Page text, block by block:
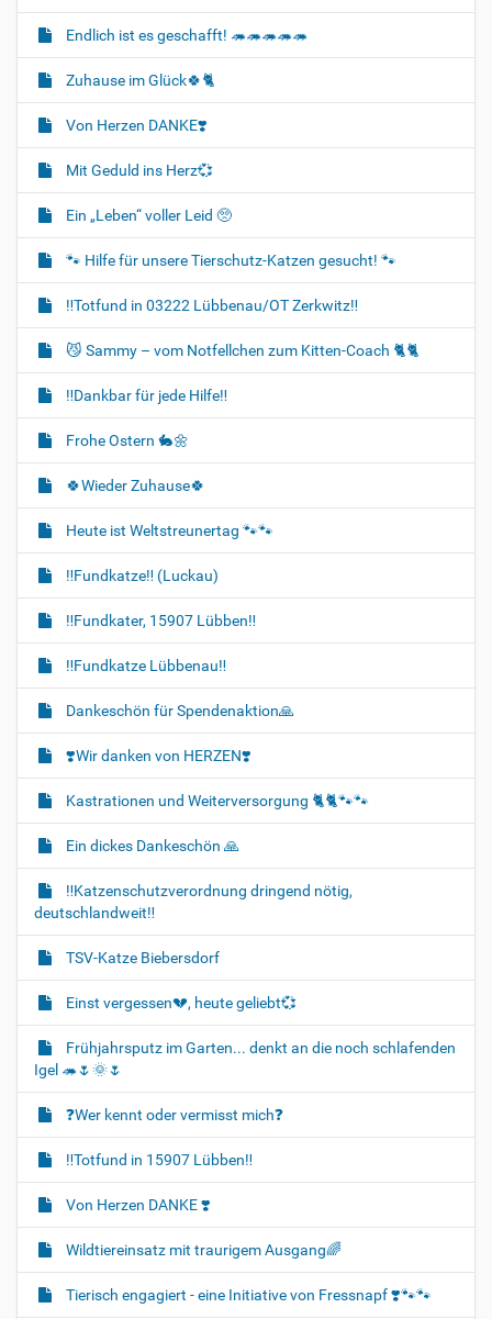
Endlich ist es geschafft! 🦔🦔🦔🦔🦔
Zuhause im Glück🍀🐈‍
Von Herzen DANKE❣️
Mit Geduld ins Herz💞
Ein „Leben“ voller Leid 🥺
🐾 Hilfe für unsere Tierschutz-Katzen gesucht! 🐾
‼️Totfund in 03222 Lübbenau/OT Zerkwitz‼️
😼 Sammy – vom Notfellchen zum Kitten-Coach 🐈🐈‍
‼️Dankbar für jede Hilfe‼️
Frohe Ostern 🐇🌼
🍀Wieder Zuhause🍀
Heute ist Weltstreunertag 🐾🐾
‼️Fundkatze‼️ (Luckau)
‼️Fundkater, 15907 Lübben‼️
‼️Fundkatze Lübbenau‼️
Dankeschön für Spendenaktion🙏
❣️Wir danken von HERZEN❣️
Kastrationen und Weiterversorgung 🐈‍🐈🐾🐾
Ein dickes Dankeschön 🙏
‼️Katzenschutzverordnung dringend nötig,
deutschlandweit‼️
TSV-Katze Biebersdorf
Einst vergessen💔, heute geliebt💞
Frühjahrsputz im Garten... denkt an die noch schlafenden
Igel 🦔🌷🌞🌷
❓️Wer kennt oder vermisst mich❓️
‼️Totfund in 15907 Lübben‼️
Von Herzen DANKE ❣️
Wildtiereinsatz mit traurigem Ausgang🌈
Tierisch engagiert - eine Initiative von Fressnapf ❣️🐾🐾